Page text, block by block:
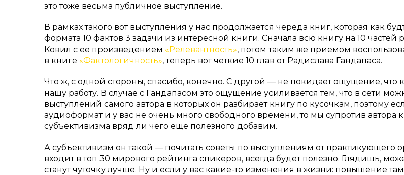
это тоже весьма публичное выступление.
В рамках такого вот выступления у нас продолжается череда книг, которая как
формата 10 фактов 3 задачи из интересной книги. Сначала всю книгу на 10 частей
Ковил с ее произведением «Релевантность», потом таким же приемом
в книге «Фактологичность», теперь вот четкие 10 глав от Радислава Гандапаса.
Что ж, с одной стороны, спасибо, конечно. С другой — не покидает ощущение, что
нашу работу. В случае с Гандапасом это ощущение усиливается тем, что в сети
выступлений самого автора в которых он разбирает книгу по кусочкам, поэтому
аудиоформат и у вас не очень много свободного времени, то мы супротив автора
субъективизма вряд ли чего еще полезного добавим.
А субъективизм он такой — почитать советы по выступлениям от практикующего
входит в топ 30 мирового рейтинга спикеров, всегда будет полезно. Глядишь,
станут чуточку лучше. Ну и если у вас какие-то изменения в жизни: повышение